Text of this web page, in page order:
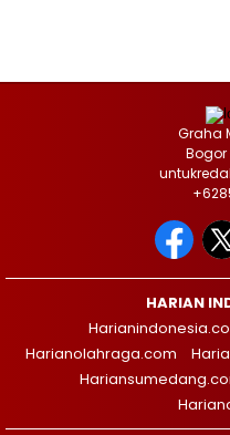
Graha
HARIAN
Harianolahraga.com